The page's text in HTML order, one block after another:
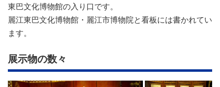
東巴文化博物館の入り口です。
麗江東巴文化博物館・麗江市博物院と看板には書かれてい
ます。
展示物の数々